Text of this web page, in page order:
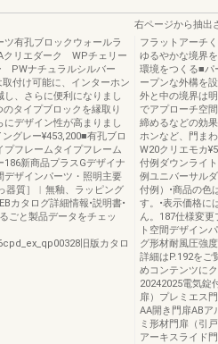
有孔ブロックウォールラ
クリエダーク WPチェリー
PWナチュラルシルバー
付け可能に、インターホン
、さらに便利になりまし
イプブロックを縁取り
デザイン性が高まりまし
グレー¥453,200■有孔ブロ
プフレームタイプフレーム
新商品プラスGデザイナ
デザインパーツ・照明主要
器質］︱無釉、ラッピング
カタログ詳細情報•説明書•
ごと製品データをチェッ
旧版カタロ
右ページから抽出
フラットアーチ
ゆるやかな境界
環境をつくる■パ
ープンな外構を
外と中の境界は
でアプローチ空
締めるなどの効
ホンなど、門ま
W20クリエモカ
付例ダウンライ
例ユニバーサル
付例）•商品の色
す。•表示価格に
ん。187仕様変
ト空間デザイン
グ形材耐風圧強
詳細はP.192をご
めコンテンツに
20242025電気錠
扉）プレミエス
AA開き門扉ABア
ミ形材門扉（引
アーキスライド